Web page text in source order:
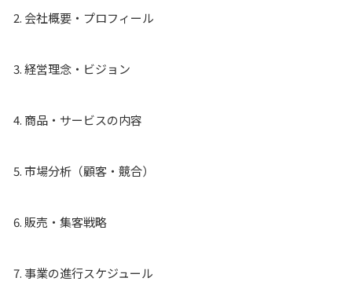
会社概要・プロフィール
経営理念・ビジョン
商品・サービスの内容
市場分析（顧客・競合）
販売・集客戦略
事業の進行スケジュール